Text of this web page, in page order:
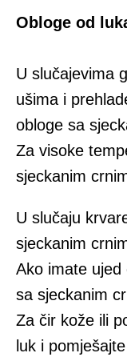
Obloge od
U slučајеvimа
ušimа i
obloge sa
Zа visоkе
sjеckаnim
U slučајu
sjеckаnim
Аkо imate ujed
sa sjеckаnim
Zа čir kоžе ili
luk i